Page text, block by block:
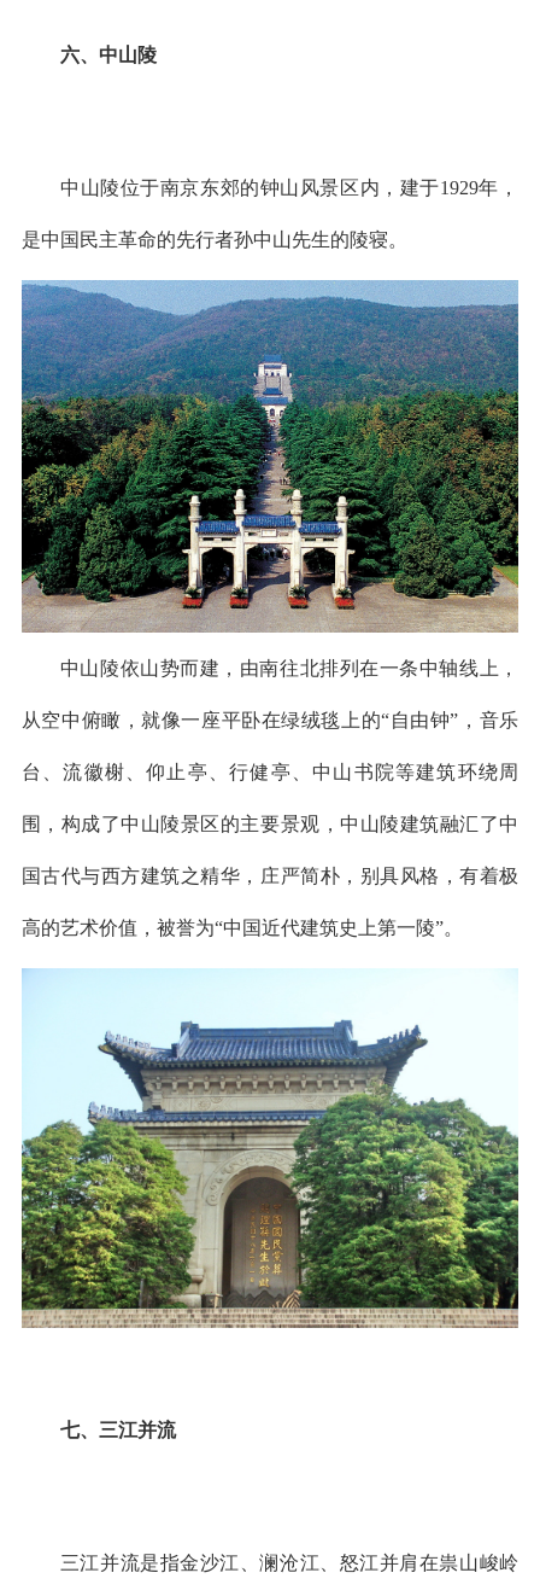
六、中山陵
中山陵位于南京东郊的钟山风景区内，建于1929年，
是中国民主革命的先行者孙中山先生的陵寝。
中山陵依山势而建，由南往北排列在一条中轴线上，
从空中俯瞰，就像一座平卧在绿绒毯上的“自由钟”，音乐
台、流徽榭、仰止亭、行健亭、中山书院等建筑环绕周
围，构成了中山陵景区的主要景观，中山陵建筑融汇了中
国古代与西方建筑之精华，庄严简朴，别具风格，有着极
高的艺术价值，被誉为“中国近代建筑史上第一陵”。
七、三江并流
三江并流是指金沙江、澜沧江、怒江并肩在祟山峻岭